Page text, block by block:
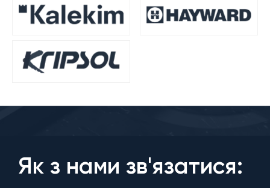
Як з нами зв'язатися: